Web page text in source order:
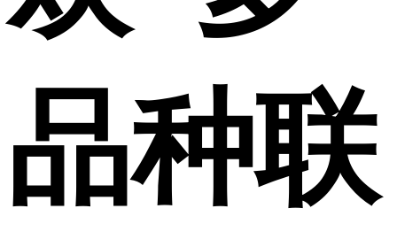
品种联